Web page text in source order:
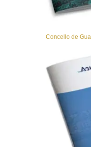
Concello de